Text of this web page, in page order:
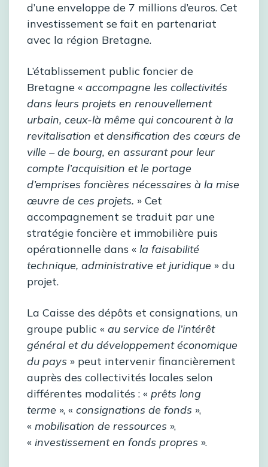
d’une enveloppe de 7 millions d’euros. Cet
investissement se fait en partenariat
avec la région Bretagne.
L’établissement public foncier de
Bretagne « accompagne les collectivités
dans leurs projets en renouvellement
urbain, ceux-là même qui concourent à la
revitalisation et densification des cœurs de
ville – de bourg, en assurant pour leur
compte l’acquisition et le portage
d’emprises foncières nécessaires à la mise
œuvre de ces projets. » Cet
accompagnement se traduit par une
stratégie foncière et immobilière puis
opérationnelle dans « la faisabilité
technique, administrative et juridique » du
projet.
La Caisse des dépôts et consignations, un
groupe public « au service de l’intérêt
général et du développement économique
du pays » peut intervenir financièrement
auprès des collectivités locales selon
différentes modalités : « prêts long
terme », « consignations de fonds »,
« mobilisation de ressources »,
« investissement en fonds propres ».